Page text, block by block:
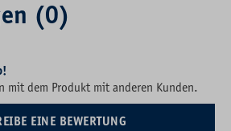
(0)
von 0 von 5 Sternen
mit dem Produkt mit anderen Kunden.
EINE BEWERTUNG